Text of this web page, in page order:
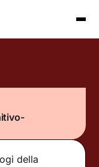
della